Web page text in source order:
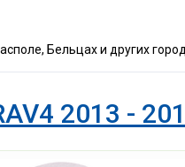
Бельцах и других
2013 -